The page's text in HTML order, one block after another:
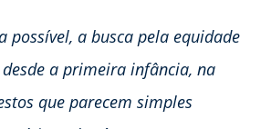
possível, a busca pela equidade
a primeira infância, na
que parecem simples